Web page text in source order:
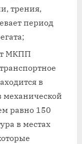
трения,
период
МКПП
в
механической
равно 150
в местах